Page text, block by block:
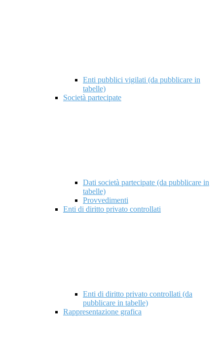
Enti pubblici vigilati (da pubblicare in
tabelle)
Società partecipate
Dati società partecipate (da pubblicare in
tabelle)
Provvedimenti
Enti di diritto privato controllati
Enti di diritto privato controllati (da
pubblicare in tabelle)
Rappresentazione grafica